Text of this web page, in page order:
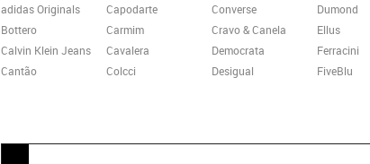
adidas Originals
Bottero
Calvin Klein Jeans
Cantão
Capodarte
Carmim
Cavalera
Colcci
Converse
Cravo & Canela
Democrata
Desigual
Dumond
Ellus
Ferracini
FiveBlu